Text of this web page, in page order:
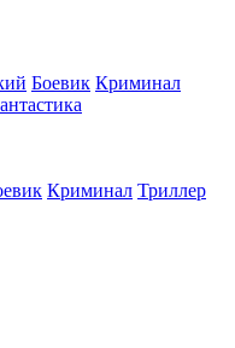
Боевик Криминал
Криминал Триллер